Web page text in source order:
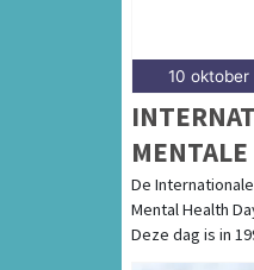
10
De
Mental Health
Deze dag is in